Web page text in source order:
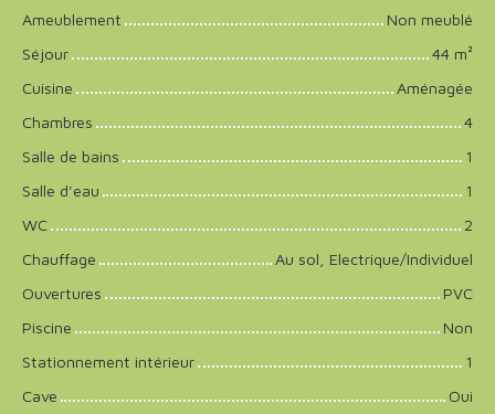
Ameublement
Non meublé
Séjour
44 m²
Cuisine
Aménagée
Chambres
4
Salle de bains
1
Salle d'eau
1
WC
2
Chauffage
Au sol, Electrique/Individuel
Ouvertures
PVC
Piscine
Non
Stationnement intérieur
1
Cave
Oui